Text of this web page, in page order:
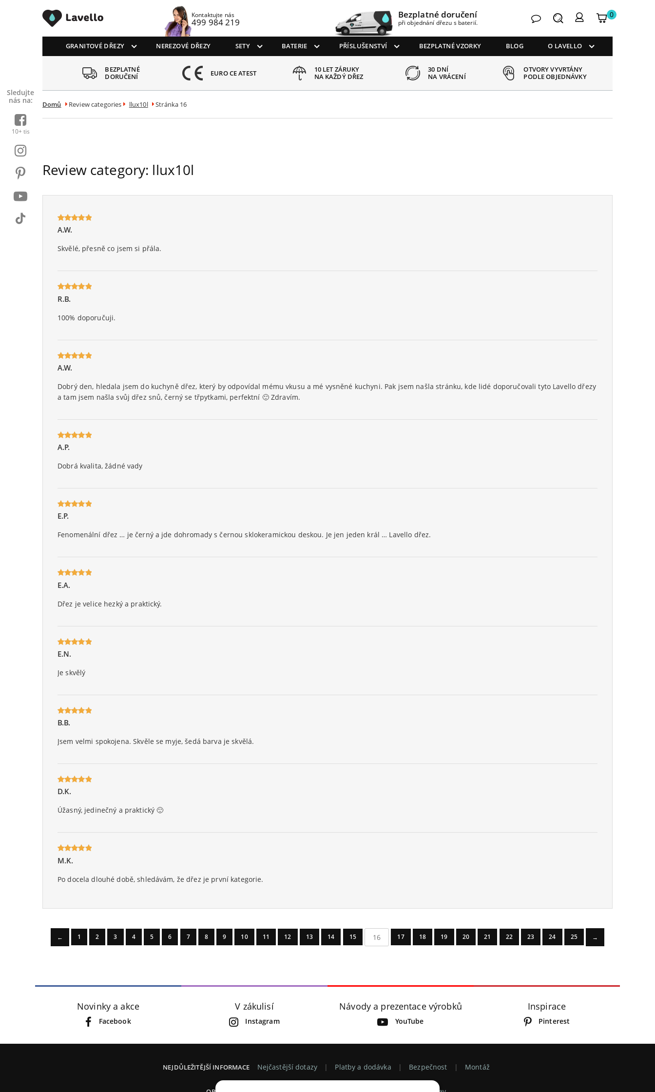
Kontaktujte nás
499 984 219
Bezplatné doručení
při objednání dřezu s baterií.
Kontakt
Sledujte
nás na:
10+ tis
Hledat
Můj
0
GRANITOVÉ DŘEZY NEREZOVÉ DŘEZY SETY BATERIE PŘÍSLUŠENSTVÍ BEZPLATNÉ VZORKY BLOG O LAVELLO
BEZPLATNÉ
DORUČENÍ
EURO CE ATEST
10 LET ZÁRUKY
NA KAŽDÝ DŘEZ
30 DNÍ
NA VRÁCENÍ
OTVORY VYVRTÁNY
PODLE OBJEDNÁVKY
Domů Review categories llux10l Stránka 16
Review category: llux10l
Oceniony
A.W.
Skvělé, přesně co jsem si přála.
Oceniony
R.B.
100% doporučuji.
Oceniony
A.W.
Dobrý den, hledala jsem do kuchyně dřez, který by odpovídal mému vkusu a mé vysněné kuchyni. Pak jsem našla stránku, kde lidé doporučovali tyto Lavello dřezy
a tam jsem našla svůj dřez snů, černý se třpytkami, perfektní 🙂 Zdravím.
Oceniony
A.P.
Dobrá kvalita, žádné vady
Oceniony
E.P.
Fenomenální dřez … je černý a jde dohromady s černou sklokeramickou deskou. Je jen jeden král … Lavello dřez.
Oceniony
E.A.
Dřez je velice hezký a praktický.
Oceniony
E.N.
Je skvělý
Oceniony
B.B.
Jsem velmi spokojena. Skvěle se myje, šedá barva je skvělá.
Oceniony
D.K.
Úžasný, jedinečný a praktický 🙂
Oceniony
M.K.
Po docela dlouhé době, shledávám, že dřez je první kategorie.
← 1 2 3 4 5 6 7 8 9 10 11 12 13 14 15 16 17 18 19 20 21 22 23 24 25 →
Novinky a akce
Facebook
V zákulisí
Instagram
Návody a prezentace výrobků
YouTube
Inspirace
Pinterest
NEJDŮLEŽITĚJŠÍ INFORMACE Nejčastější dotazy Platby a dodávka Bezpečnost Montáž